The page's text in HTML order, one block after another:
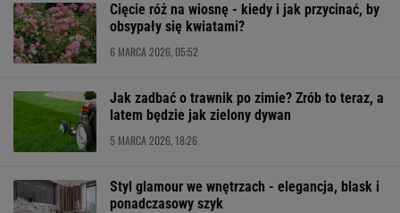
Cięcie róż na wiosnę - kiedy i jak przycinać, by
obsypały się kwiatami?
6 MARCA 2026, 05:52
Jak zadbać o trawnik po zimie? Zrób to teraz, a
latem będzie jak zielony dywan
5 MARCA 2026, 18:26
Styl glamour we wnętrzach - elegancja, blask i
ponadczasowy szyk